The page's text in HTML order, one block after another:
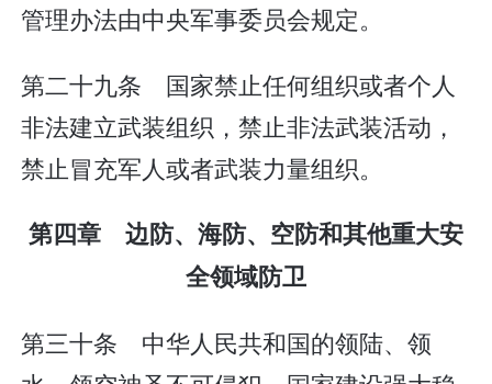
管理办法由中央军事委员会规定。
第二十九条 国家禁止任何组织或者个人
非法建立武装组织，禁止非法武装活动，
禁止冒充军人或者武装力量组织。
第四章 边防、海防、空防和其他重大安
全领域防卫
第三十条 中华人民共和国的领陆、领